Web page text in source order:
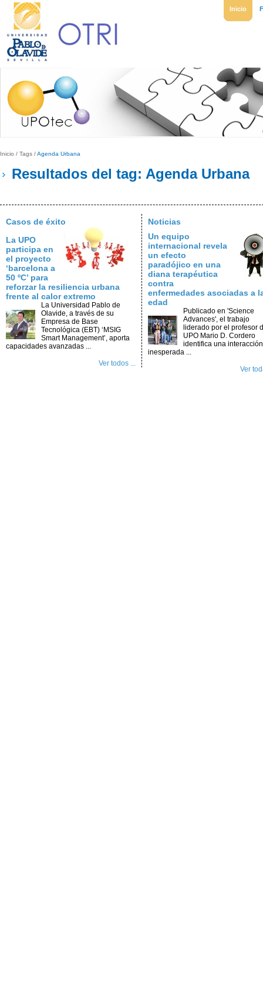
Inicio
Inicio / Tags /Agenda Urbana
Resultados del tag: Agenda Urbana
Casos de éxito
La UPO
participa en
el proyecto
‘barcelona a
50 ºC’ para
reforzar la resiliencia urbana
frente al calor extremo
La Universidad Pablo de
Olavide, a través de su
Empresa de Base
Tecnológica (EBT) ‘MSIG
Smart Management’, aporta
capacidades avanzadas ...
Ver todos ...
Noticias
Un equipo
internacional revela
un efecto
paradójico en una
diana terapéutica
contra
enfermedades asociadas a
edad
Publicado en 'Science
Advances', el trabajo
liderado por el profesor
UPO Mario D. Cordero
identifica una interacción
inesperada ...
Ver